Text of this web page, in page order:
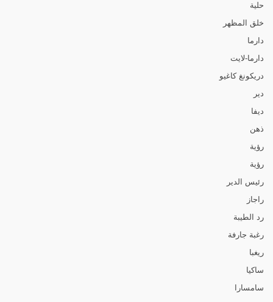
حلية
خلق المظهر
دارما
دارما-لايت
دريكونغ كاغيو
دير
ديفا
ذهن
رؤية
رؤية
رئيس الدير
راجاز
رد الطيبة
رغبة جارفة
ريغبا
ساكيا
سامسارا